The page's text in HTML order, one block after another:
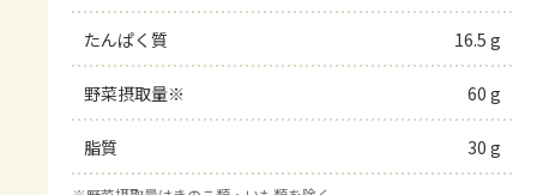
たんぱく質 16.5 g
野菜摂取量※ 60 g
脂質 30 g